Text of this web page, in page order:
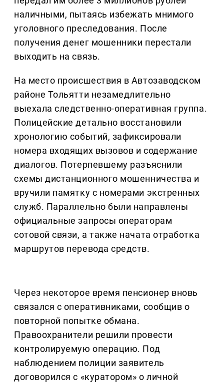
наличными, пытаясь избежать мнимого
уголовного преследования. После
получения денег мошенники перестали
выходить на связь.
На место происшествия в Автозаводском
районе Тольятти незамедлительно
выехала следственно-оперативная группа.
Полицейские детально восстановили
хронологию событий, зафиксировали
номера входящих вызовов и содержание
диалогов. Потерпевшему разъяснили
схемы дистанционного мошенничества и
вручили памятку с номерами экстренных
служб. Параллельно были направлены
официальные запросы операторам
сотовой связи, а также начата отработка
маршрутов перевода средств.
Через некоторое время пенсионер вновь
связался с оперативниками, сообщив о
повторной попытке обмана.
Правоохранители решили провести
контролируемую операцию. Под
наблюдением полиции заявитель
договорился с «куратором» о личной